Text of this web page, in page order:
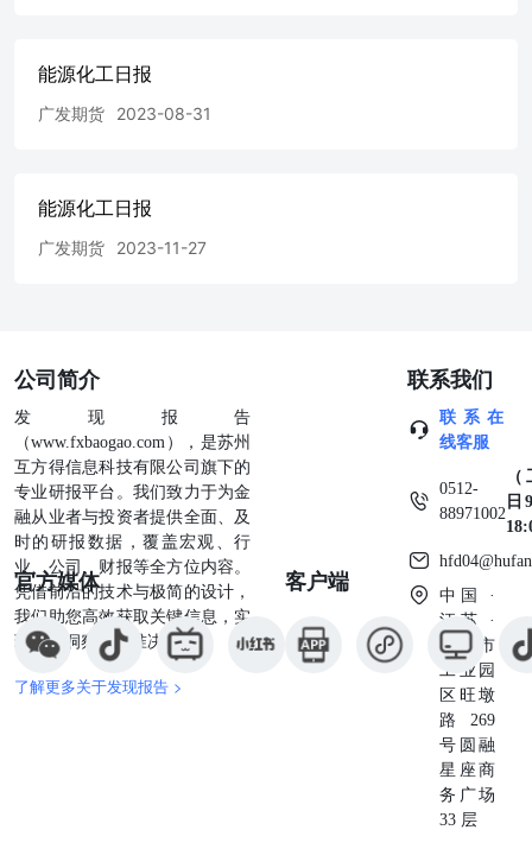
走强。分析如下：目前苯乙烯非一体化利润偏低，估值向上
修复空间较大。成本端纯苯开工低位震荡，供应量依然偏
宽。供应端乙苯脱氢利润下降，苯乙烯开工高位震荡。苯乙
待纯苯开工触底反弹后，做多EB-BZ价差。 聚乙烯
2026/07/08聚乙烯 【行情资讯】 基本面看主力合约收盘价
游平均开工率35%，环比下降0.28 %。LL9-1价差121元/
吨，环比扩大26元/吨。 【策略观点】 期货价格上涨，分析
如下：地缘冲突影响逐渐消退，化工品回归基本面交易逻
辑。聚乙烯现货价格上涨，PE估值向下空间仍存，仓单数
量历史同期高位回落，对盘面压制减轻。供应端2026年上半
年仅巴斯夫一套装置已经投产落地，煤制库存已大幅去化，
对价格支撑回归。季节性淡季，需求端整体开工率无亮点。
地缘冲突逐渐消退，建议逐渐止盈做缩LL9-1价差头寸。
2026/07/08聚丙烯 【行情资讯】 基本面看主力合约收盘价
7273元/吨，下跌2元/吨，现货8100元/吨，无变动0元/吨，
基差827元/吨，走强2元/吨。上游开工65.34%，环比上涨
0.33%。周度库存方面，生产企业库存41.75万吨，环比去库
2.36万吨，贸易商库存8.09万吨，环比累库0.261万吨，港口
库存6.25万吨，环比去库0.04万吨。下游平均开工率
46.01%，环比下降0.67%。LL-PP价差-377元/吨，环比扩大
37元/吨。PP9-1价差378元/吨，环比扩大16元/吨。 【策略
观点】 期货价格下跌，分析如下：成本端，EIA月报指出二
季度温和增产，供应过剩幅度或将缓解。供应端2026年上半
年无产能投放计划，压力缓解；需求端，下游开工率季节性
能源化工日报
广发期货 2023-08-31
能源化工日报
广发期货 2023-11-27
公司简介
发现报告
（www.fxbaogao.com），是苏州
互方得信息科技有限公司旗下的
专业研报平台。我们致力于为金
融从业者与投资者提供全面、及
时的研报数据，覆盖宏观、行
业、公司、财报等全方位内容。
凭借前沿的技术与极简的设计，
我们助您高效获取关键信息，实
现深度洞察与精准决策。
了解更多关于发现报告 >
官方媒体 客户端
联系我们
联系在
线客服
0512-
88971002
日
中国 ·
江苏 ·
苏州市
工业园
区旺墩
路269
号圆融
星座商
务广场
33 层